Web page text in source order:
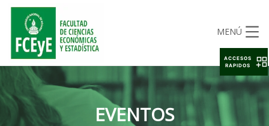
MENÚ
EVENTOS
ACCESOS
RAPIDOS